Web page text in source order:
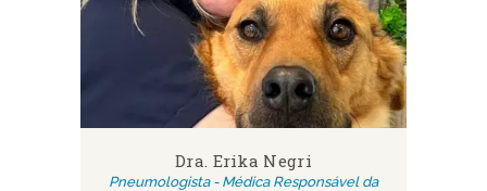
Dra. Erika Negri
Pneumologista - Médica Responsável da